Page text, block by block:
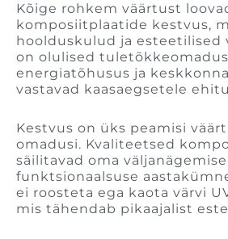
Kõige rohkem väärtust
komposiitplaatide kestvus,
hoolduskulud ja esteetilised
on olulised
energiatõhusus ja
vastavad kaasaegsetele
Kestvus on üks peamisi
omadusi. Kvaliteetsed
säilitavad oma väljanägemise
funktsionaalsuse
ei roosteta ega kaota värvi
mis tähendab pikaajalist